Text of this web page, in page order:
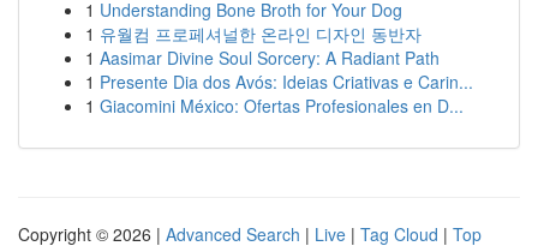
1 Understanding Bone Broth for Your Dog
1 유월컴 프로페셔널한 온라인 디자인 동반자
1 Aasimar Divine Soul Sorcery: A Radiant Path
1 Presente Dia dos Avós: Ideias Criativas e Carin...
1 Giacomini México: Ofertas Profesionales en D...
Copyright © 2026 | Advanced Search | Live | Tag Cloud | Top